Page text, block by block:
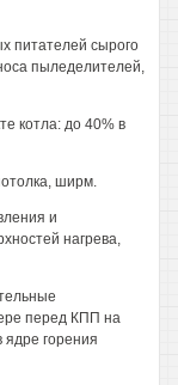
питателей сырого
пыледелителей,
котла: до 40% в
ширм.
и
нагрева,
перед КПП на
горения